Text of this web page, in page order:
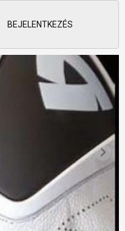
BEJELENTKEZÉS